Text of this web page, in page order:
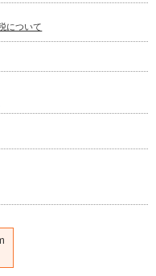
について